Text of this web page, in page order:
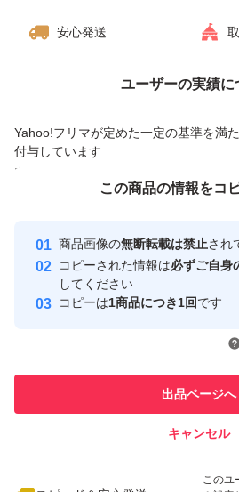
安心発送
ユーザーの実績に
Yahoo!フリマが定めた一定の基準を満
付与しています
安心取引出品者
取引実績
取引実績◯+
このユ
引を
での取
スピード&安心発送
※このバッジは実績に基づく表示であり、発
このユ
Yahoo!オークションで出品した商品のた
商品への質問からの値下げ交渉、不適切なカ
この商品の情報をコ
商品画像の無断転載は禁止され
コピーされた情報は必ずご自身
してください
コピーは1商品につき1回です
出品ページへ
キャンセル
この商品をみている人にオススメ